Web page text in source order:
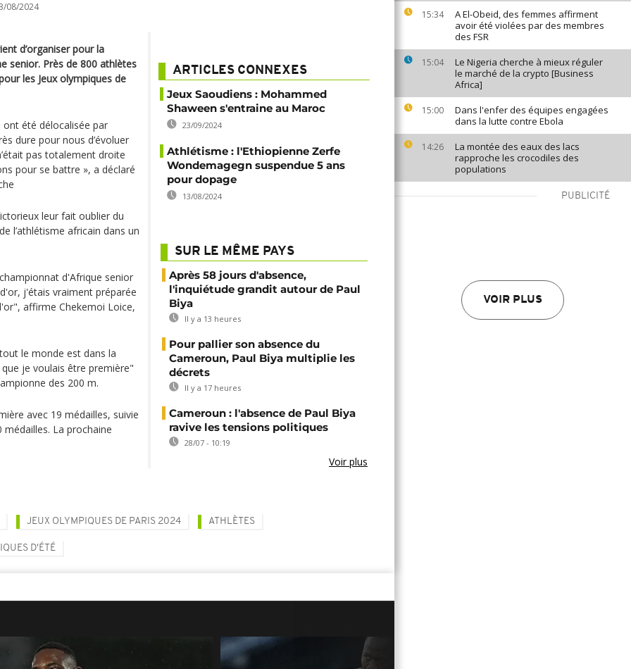
15:34
A El-Obeid, des femmes affirment
avoir été violées par des membres
des FSR
15:04
Le Nigeria cherche à mieux réguler
le marché de la crypto [Business
Africa]
15:00
Dans l'enfer des équipes engagées
dans la lutte contre Ebola
14:26
La montée des eaux des lacs
rapproche les crocodiles des
populations
PUBLICITÉ
VOIR PLUS
08/2024
d’organiser pour la
senior. Près de 800 athlètes
les Jeux olympiques de
ont été délocalisée par
dure pour nous d’évoluer
pas totalement droite
pour se battre », a déclaré
leur fait oublier du
l’athlétisme africain dans un
d'Afrique senior
j'étais vraiment préparée
affirme Chekemoi Loice,
le monde est dans la
je voulais être première"
des 200 m.
avec 19 médailles, suivie
médailles. La prochaine
ARTICLES CONNEXES
Jeux Saoudiens : Mohammed
Shaween s'entraine au Maroc
23/09/2024
Athlétisme : l'Ethiopienne Zerfe
Wondemagegn suspendue 5 ans
pour dopage
13/08/2024
SUR LE MÊME PAYS
Après 58 jours d'absence,
l'inquiétude grandit autour de Paul
Biya
Il y a 13 heures
Pour pallier son absence du
Cameroun, Paul Biya multiplie les
décrets
Il y a 17 heures
Cameroun : l'absence de Paul Biya
ravive les tensions politiques
28/07 - 10:19
Voir plus
JEUX OLYMPIQUES DE PARIS 2024 ATHLÈTES
D'ÉTÉ